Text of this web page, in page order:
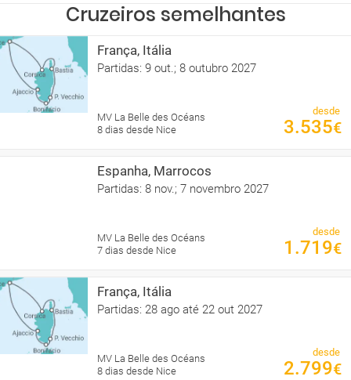
Cruzeiros semelhantes
França, Itália
Partidas: 9 out.; 8 outubro 2027
MV La Belle des Océans
8 dias desde Nice
desde
3.535€
Espanha, Marrocos
Partidas: 8 nov.; 7 novembro 2027
MV La Belle des Océans
7 dias desde Nice
desde
1.719€
França, Itália
Partidas: 28 ago até 22 out 2027
MV La Belle des Océans
8 dias desde Nice
desde
2.799€